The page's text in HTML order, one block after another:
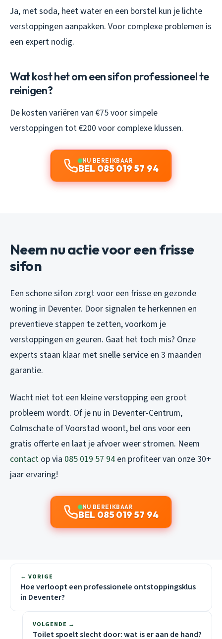
Ja, met soda, heet water en een borstel kun je lichte
verstoppingen aanpakken. Voor complexe problemen is
een expert nodig.
Wat kost het om een sifon professioneel te
reinigen?
De kosten variëren van €75 voor simpele
verstoppingen tot €200 voor complexe klussen.
NU BEREIKBAAR
BEL 085 019 57 94
Neem nu actie voor een frisse
sifon
Een schone sifon zorgt voor een frisse en gezonde
woning in Deventer. Door signalen te herkennen en
preventieve stappen te zetten, voorkom je
verstoppingen en geuren. Gaat het toch mis? Onze
experts staan klaar met snelle service en 3 maanden
garantie.
Wacht niet tot een kleine verstopping een groot
probleem wordt. Of je nu in Deventer-Centrum,
Colmschate of Voorstad woont, bel ons voor een
gratis offerte en laat je afvoer weer stromen. Neem
contact op via 085 019 57 94 en profiteer van onze 30+
jaar ervaring!
NU BEREIKBAAR
BEL 085 019 57 94
← VORIGE
Hoe verloopt een professionele ontstoppingsklus
in Deventer?
VOLGENDE →
Toilet spoelt slecht door: wat is er aan de hand?